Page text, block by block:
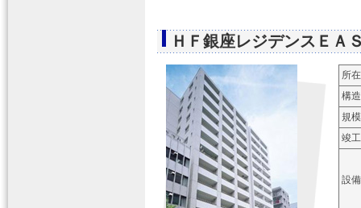
ＨＦ銀座レジデンスＥＡ
所
構造
規模
竣工
設備